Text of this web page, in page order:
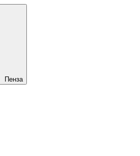
Пенза